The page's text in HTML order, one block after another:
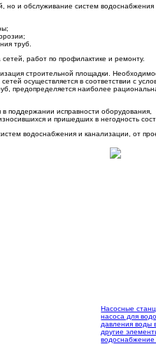
но и обслуживание систем
труб.
работ по профилактике и ремонту.
строительной площадки.
осуществляется в соответствии с
предопределяется наиболее
в поддержании исправности
и пришедших в негодность
водоснабжения и канализации, от
Насосные
насоса для
давления воды
другие